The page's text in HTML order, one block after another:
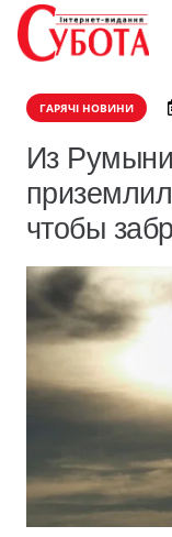
ГАРЯЧІ НОВИНИ
Из
чтобы